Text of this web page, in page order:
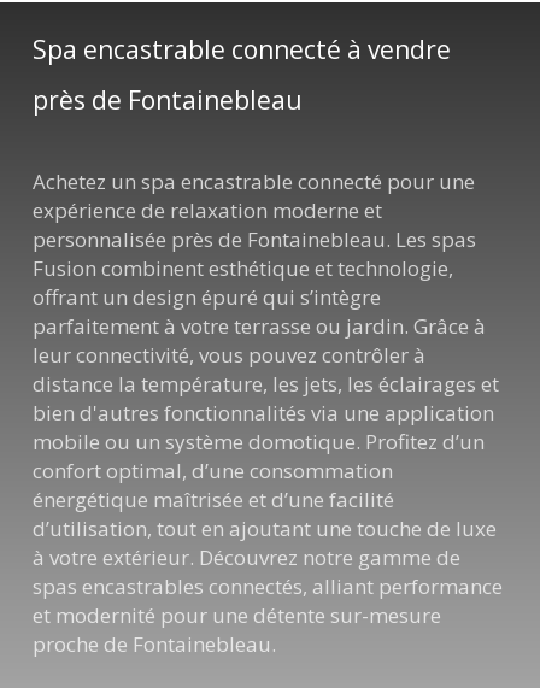
Spa encastrable connecté à vendre
près de Fontainebleau
Achetez un spa encastrable connecté pour une
expérience de relaxation moderne et
personnalisée près de Fontainebleau. Les spas
Fusion combinent esthétique et technologie,
offrant un design épuré qui s’intègre
parfaitement à votre terrasse ou jardin. Grâce à
leur connectivité, vous pouvez contrôler à
distance la température, les jets, les éclairages et
bien d'autres fonctionnalités via une application
mobile ou un système domotique. Profitez d’un
confort optimal, d’une consommation
énergétique maîtrisée et d’une facilité
d’utilisation, tout en ajoutant une touche de luxe
à votre extérieur. Découvrez notre gamme de
spas encastrables connectés, alliant performance
et modernité pour une détente sur-mesure
proche de Fontainebleau.